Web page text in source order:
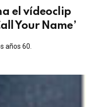
el vídeoclip
Your Name’
años 60.